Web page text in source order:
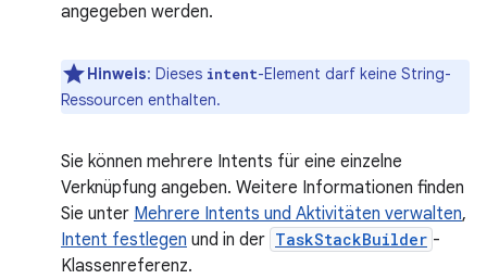
angegeben werden.
Hinweis: Dieses intent-Element darf keine String-
Ressourcen enthalten.
Sie können mehrere Intents für eine einzelne
Verknüpfung angeben. Weitere Informationen finden
Sie unter Mehrere Intents und Aktivitäten verwalten,
Intent festlegen und in der TaskStackBuilder -
Klassenreferenz.